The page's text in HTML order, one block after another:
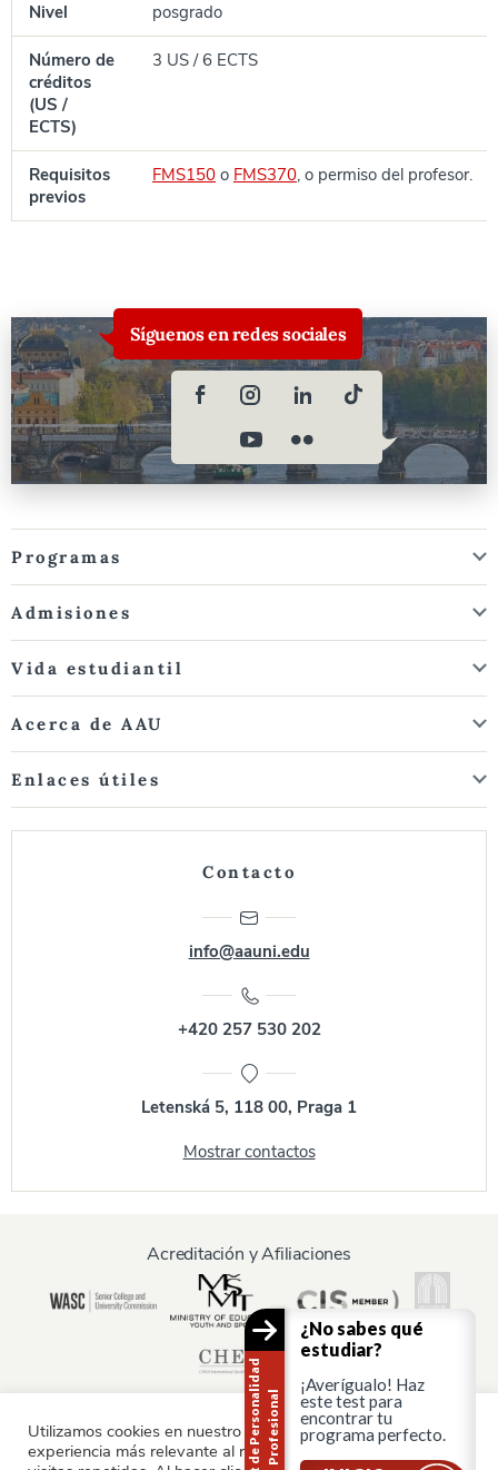
Nivel posgrado
Número de
créditos
(US /
ECTS)
3 US / 6 ECTS
Requisitos
previos
FMS150 o FMS370, o permiso del profesor.
Síguenos en redes sociales
Programas
Admisiones
Vida estudiantil
Acerca de AAU
Enlaces útiles
Contacto
info@aauni.edu
+420 257 530 202
Letenská 5, 118 00, Praga 1
Mostrar contactos
Acreditación y Afiliaciones
Utilizamos cookies en nuestro sitio web para ofrecerle la
experiencia más relevante al recordar sus preferencias y
T
e
s
t
d
e
P
e
r
s
o
n
al
i
d
a
d
P
r
o
f
e
s
i
o
n
al
¿No sabes qué
estudiar?
¡Averígualo! Haz
este test para
encontrar tu
programa perfecto.